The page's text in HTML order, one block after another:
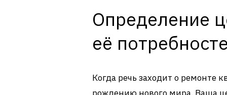
Определение
её
Когда речь заходит о ремонте